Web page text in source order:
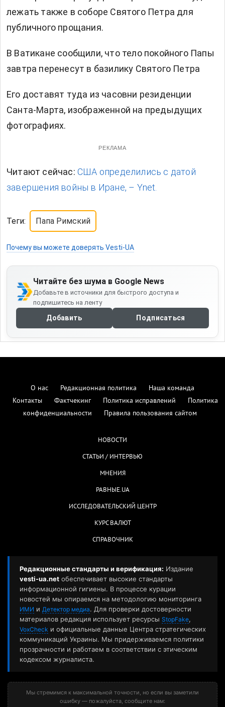
лежать также в соборе Святого Петра для
публичного прощания.
В Ватикане сообщили, что тело покойного Папы
завтра перенесут в базилику Святого Петра
Его доставят туда из часовни резиденции
Санта-Марта, изображенной на предыдущих
фотографиях.
РЕКЛАМА
Читают сейчас: США определились с датой
завершения войны в Иране, – Ynet.
Теги: Папа Римский
Почему вы можете доверять Vesti-UA
Читайте без шума в Google News
Добавьте в источники для быстрого доступа и
подпишитесь на ленту
Добавить Подписаться
О нас Редакционная политика
Наша команда
Контакты
Фактчекинг Политика исправлений
Политика
конфиденциальности
Правила пользования сайтом
НОВОСТИ
СТАТЬИ / ИНТЕРВЬЮ
МНЕНИЯ
РАВНЫЕ.UA
ИССЛЕДОВАТЕЛЬСКИЙ ЦЕНТР
КУРС ВАЛЮТ
СПРАВОЧНИК
Редакционные стандарты и верификация: Издание
vesti-ua.net обеспечивает высокие стандарты
информационной гигиены. В процессе курации
новостей мы опираемся на методологию мониторинга
ИМИ и Детектор медиа. Для проверки достоверности
материалов редакция использует ресурсы StopFake,
VoxCheck и официальные данные Центра стратегических
коммуникаций Украины. Мы придерживаемся политики
прозрачности и работаем в соответствии с этическим
кодексом журналиста.
Мы стремимся к максимальной точности, но если вы заметили
ошибку — пожалуйста, сообщите нам: